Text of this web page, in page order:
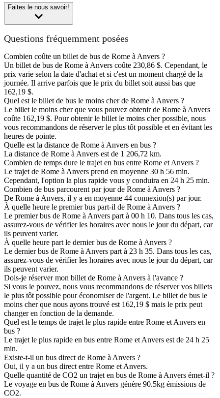
Faites le nous savoir!
Questions fréquemment posées
Combien coûte un billet de bus de Rome à Anvers ?
Un billet de bus de Rome à Anvers coûte 230,86 $. Cependant, le
prix varie selon la date d'achat et si c'est un moment chargé de la
journée. Il arrive parfois que le prix du billet soit aussi bas que
162,19 $.
Quel est le billet de bus le moins cher de Rome à Anvers ?
Le billet le moins cher que vous pouvez obtenir de Rome à Anvers
coûte 162,19 $. Pour obtenir le billet le moins cher possible, nous
vous recommandons de réserver le plus tôt possible et en évitant les
heures de pointe.
Quelle est la distance de Rome à Anvers en bus ?
La distance de Rome à Anvers est de 1 206,72 km.
Combien de temps dure le trajet en bus entre Rome et Anvers ?
Le trajet de Rome à Anvers prend en moyenne 30 h 56 min.
Cependant, l'option la plus rapide vous y conduira en 24 h 25 min.
Combien de bus parcourent par jour de Rome à Anvers ?
De Rome à Anvers, il y a en moyenne 44 connexion(s) par jour.
À quelle heure le premier bus part-il de Rome à Anvers ?
Le premier bus de Rome à Anvers part à 00 h 10. Dans tous les cas,
assurez-vous de vérifier les horaires avec nous le jour du départ, car
ils peuvent varier.
À quelle heure part le dernier bus de Rome à Anvers ?
Le dernier bus de Rome à Anvers part à 23 h 35. Dans tous les cas,
assurez-vous de vérifier les horaires avec nous le jour du départ, car
ils peuvent varier.
Dois-je réserver mon billet de Rome à Anvers à l'avance ?
Si vous le pouvez, nous vous recommandons de réserver vos billets
le plus tôt possible pour économiser de l'argent. Le billet de bus le
moins cher que nous ayons trouvé est 162,19 $ mais le prix peut
changer en fonction de la demande.
Quel est le temps de trajet le plus rapide entre Rome et Anvers en
bus ?
Le trajet le plus rapide en bus entre Rome et Anvers est de 24 h 25
min.
Existe-t-il un bus direct de Rome à Anvers ?
Oui, il y a un bus direct entre Rome et Anvers.
Quelle quantité de CO2 un trajet en bus de Rome à Anvers émet-il ?
Le voyage en bus de Rome à Anvers génère 90.5kg émissions de
CO2.